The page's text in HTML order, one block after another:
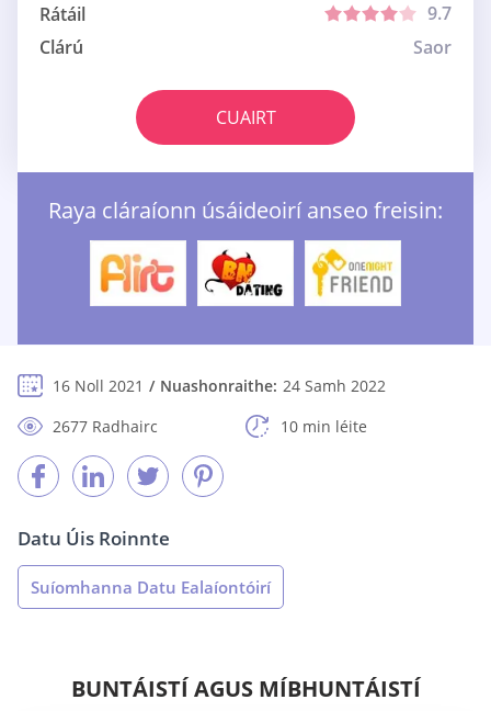
Rátáil
9.7
Clárú
Saor
CUAIRT
Raya cláraíonn úsáideoirí anseo freisin:
16 Noll 2021 Nuashonraithe: 24 Samh 2022
2677 Radhairc
10 min léite
Datu Úis Roinnte
Suíomhanna Datu Ealaíontóirí
BUNTÁISTÍ AGUS MÍBHUNTÁISTÍ